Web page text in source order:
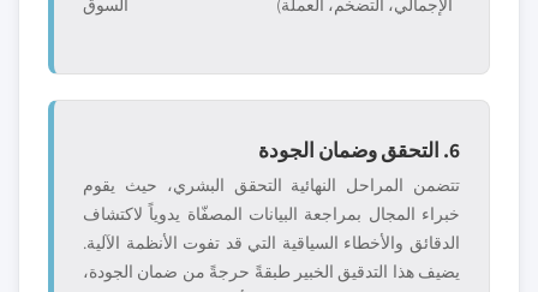
الإجمالي، التضخم، العملة)
السوق
6. التحقق وضمان الجودة
تتضمن المراحل النهائية التحقق البشري، حيث يقوم
خبراء المجال بمراجعة البيانات المصفّاة يدوياً لاكتشاف
الدقائق والأخطاء السياقية التي قد تفوت الأنظمة الآلية.
يضيف هذا التدقيق الخبير طبقةً حرجةً من ضمان الجودة،